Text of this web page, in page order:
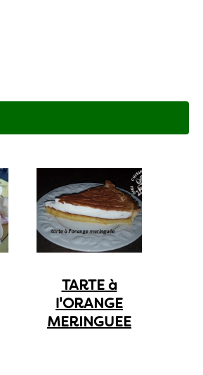
TARTE à
l'ORANGE
MERINGUEE